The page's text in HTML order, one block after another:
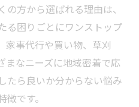
方から選ばれる理由は、
る困りごとにワンストップ
家事代行や買い物、草刈
まなニーズに地域密着で応
たら良いか分からない悩み
です。